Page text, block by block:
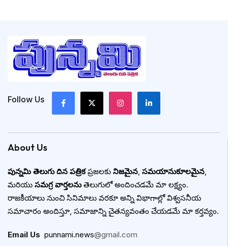
Follow Us
About Us
పున్నమి తెలుగు దిన పత్రికప్రజలకు నిజమైన, సమయానుకూలమైన,
మరియు సమగ్ర వార్తలనుతెలుగులో అందించడమే మా లక్ష్యం.
రాజకీయాలు నుంచి సినిమాలు వరకూ అన్ని విభాగాల్లో విశ్వసనీయ
సమాచారం అందిస్తూ, సమాజాన్ని చైతన్యవంతం చేయడమే మా కర్తవ్యం.
Email Us punnami.news@gmail.com